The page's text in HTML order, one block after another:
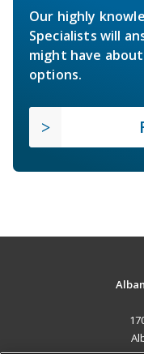
Our highly
Specialists will
might have
options.